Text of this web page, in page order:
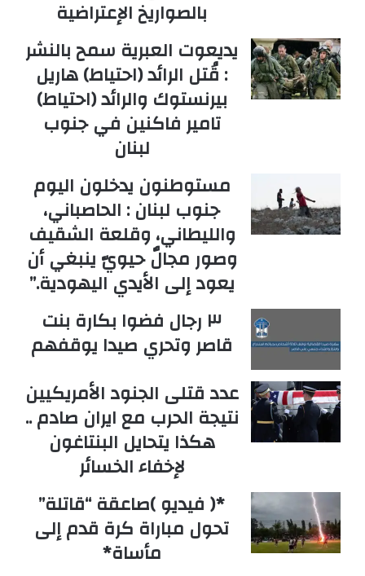
بالصواريخ الإعتراضية
يديعوت العبرية سمح بالنشر
: قُتل الرائد (احتياط) هاريل
بيرنستوك والرائد (احتياط)
تامير فاكنين في جنوب
لبنان
مستوطنون يدخلون اليوم
جنوب لبنان : الحاصباني،
والليطاني، وقلعة الشقيف
وصور مجالٌ حيويّ ينبغي أن
يعود إلى الأيدي اليهودية.”
٣ رجال فضوا بكارة بنت
قاصر وتحري صيدا يوقفهم
عدد قتلى الجنود الأمريكيين
نتيجة الحرب مع ايران صادم ..
هكذا يتحايل البنتاغون
لإخفاء الخسائر
*( فيديو )صاعقة “قاتلة”
تحول مباراة كرة قدم إلى
مأساة*